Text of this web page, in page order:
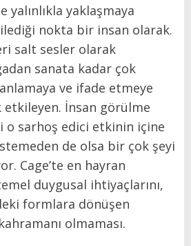
yalınlıkla yaklaşmaya
nokta bir insan olarak.
salt sesler olarak
sanata kadar çok
ve ifade etmeye
etkileyen. İnsan görülme
o sarhoş edici etkinin içine
de olsa bir çok şeyi
Cage’te en hayran
duygusal ihtiyaçlarını,
formlara dönüşen
olmaması.